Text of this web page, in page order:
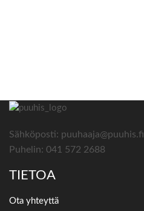
Sähköposti: puuhaaja@puuhis.fi
Puhelin: 041 572 2688
TIETOA
Ota yhteyttä